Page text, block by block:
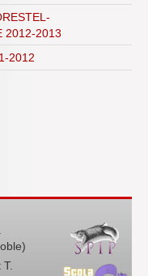
2012-2013
2012